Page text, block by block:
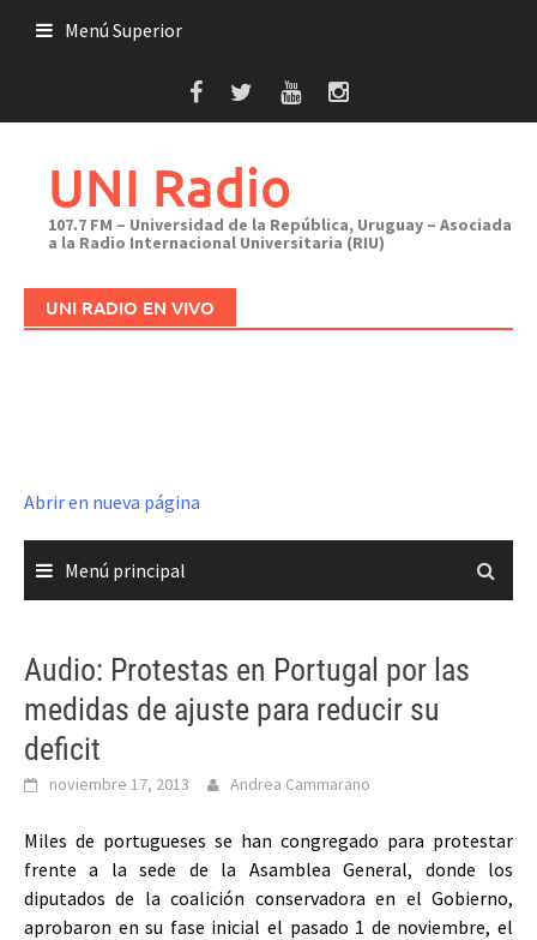
Menú Superior
UNI Radio
107.7 FM – Universidad de la República, Uruguay – Asociada
a la Radio Internacional Universitaria (RIU)
UNI RADIO EN VIVO
Abrir en nueva página
Menú principal
Audio: Protestas en Portugal por las
medidas de ajuste para reducir su
deficit
noviembre 17, 2013 Andrea Cammarano
Miles de portugueses se han congregado para protestar
frente a la sede de la Asamblea General, donde los
diputados de la coalición conservadora en el Gobierno,
aprobaron en su fase inicial el pasado 1 de noviembre, el